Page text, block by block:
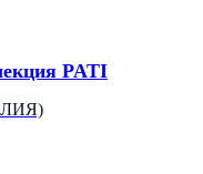
PATI